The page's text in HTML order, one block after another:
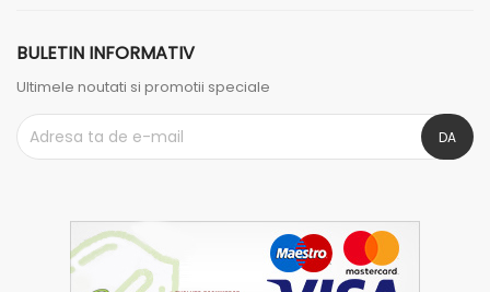
BULETIN INFORMATIV
Ultimele noutati si promotii speciale